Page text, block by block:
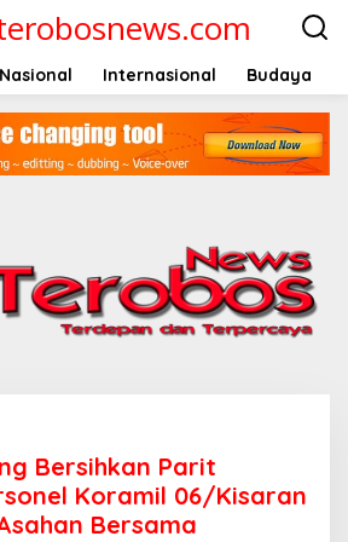
Nasional Internasional Budaya
Bersihkan Parit
Koramil 06/Kisaran
Bersama